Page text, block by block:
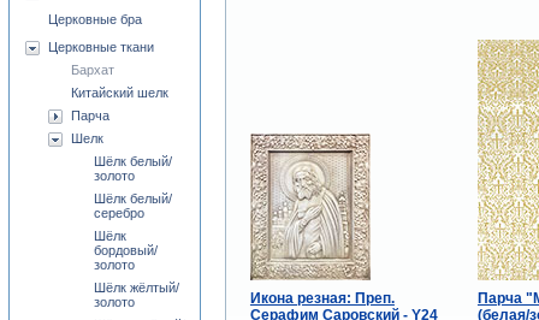
Икона резная: Преп.
Серафим Саровский - Y24
Парча
(белая/
Церковные бра
Церковные ткани
Бархат
Китайский шелк
Парча
Шелк
Шёлк белый/
золото
Шёлк белый/
серебро
Шёлк
бордовый/
золото
Шёлк жёлтый/
золото